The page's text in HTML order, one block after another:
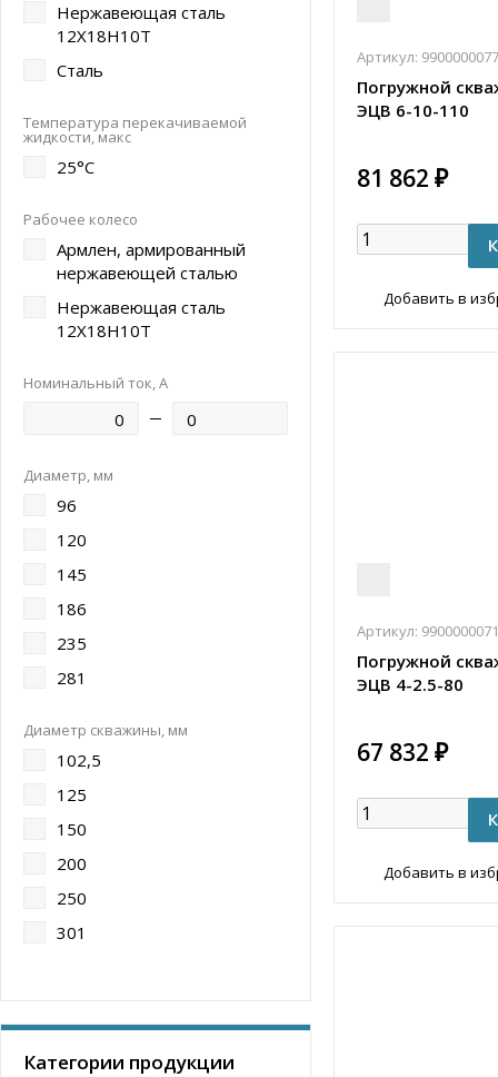
Нержавеющая сталь
12Х18Н10Т
Сталь
Температура перекачиваемой
жидкости, макс
25°С
Рабочее колесо
Армлен, армированный
нержавеющей сталью
Нержавеющая сталь
12Х18Н10Т
Номинальный ток, А
Диаметр, мм
96
120
145
186
235
281
Диаметр скважины, мм
102,5
125
150
200
250
301
Категории продукции
Артикул:
Погружной
ЭЦВ 6-10-110
81 862 ₽
Добавить в
Артикул:
Погружной
ЭЦВ 4-2.5-80
67 832 ₽
Добавить в